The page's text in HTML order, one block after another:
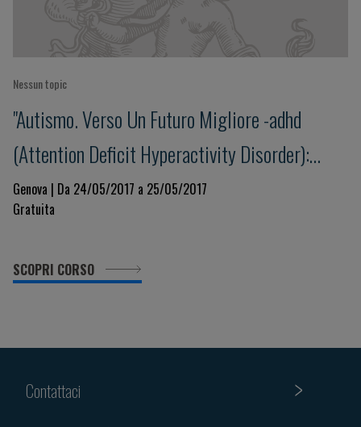
Nessun topic
"Autismo. Verso Un Futuro Migliore -adhd
(Attention Deficit Hyperactivity Disorder):
update e nuove prospettive"
Genova | Da 24/05/2017 a 25/05/2017
Gratuita
SCOPRI CORSO
Contattaci